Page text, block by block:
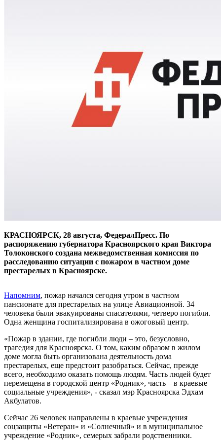
КРАСНОЯРСК, 28 августа, ФедералПресс. По
распоряжению губернатора Красноярского края Виктора
Толоконского создана межведомственная комиссия по
расследованию ситуации с пожаром в частном доме
престарелых в Красноярске.
Напомним, пожар начался сегодня утром в частном
пансионате для престарелых на улице Авиационной. 34
человека были эвакуированы спасателями, четверо погибли.
Одна женщина госпитализирована в ожоговый центр.
«Пожар в здании, где погибли люди – это, безусловно,
трагедия для Красноярска. О том, каким образом в жилом
доме могла быть организована деятельность дома
престарелых, еще предстоит разобраться. Сейчас, прежде
всего, необходимо оказать помощь людям. Часть людей будет
перемещена в городской центр «Родник», часть – в краевые
социальные учреждения», - сказал мэр Красноярска Эдхам
Акбулатов.
Сейчас 26 человек направлены в краевые учреждения
соцзащиты «Ветеран» и «Солнечный» и в муниципальное
учреждение «Родник», семерых забрали родственники.